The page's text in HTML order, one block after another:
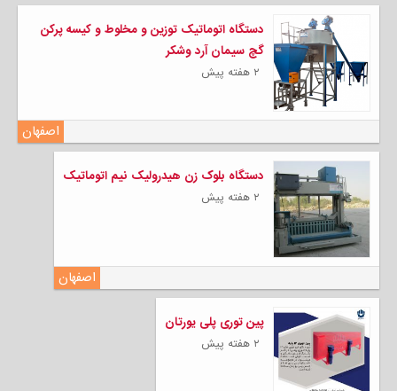
دستگاه اتوماتیک توزین و مخلوط و کیسه پرکن
گچ سیمان آرد وشکر
۲ هفته پیش
اصفهان
دستگاه بلوک زن هیدرولیک نیم اتوماتیک
۲ هفته پیش
اصفهان
پین توری پلی یورتان
۲ هفته پیش